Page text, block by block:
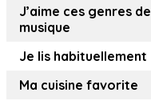
J’aime ces genres de
musique
Je lis habituellement
Ma cuisine favorite